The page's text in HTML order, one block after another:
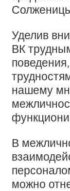
Уделив
ВК
нашему
В
можно